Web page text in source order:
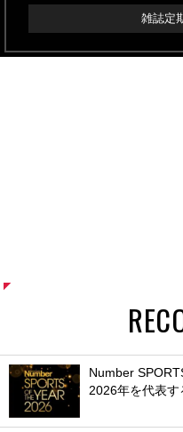
雑誌定
Number
2026年を代表